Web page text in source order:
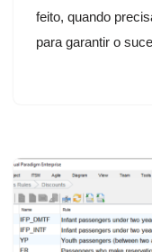
feito, quando
para garantir o